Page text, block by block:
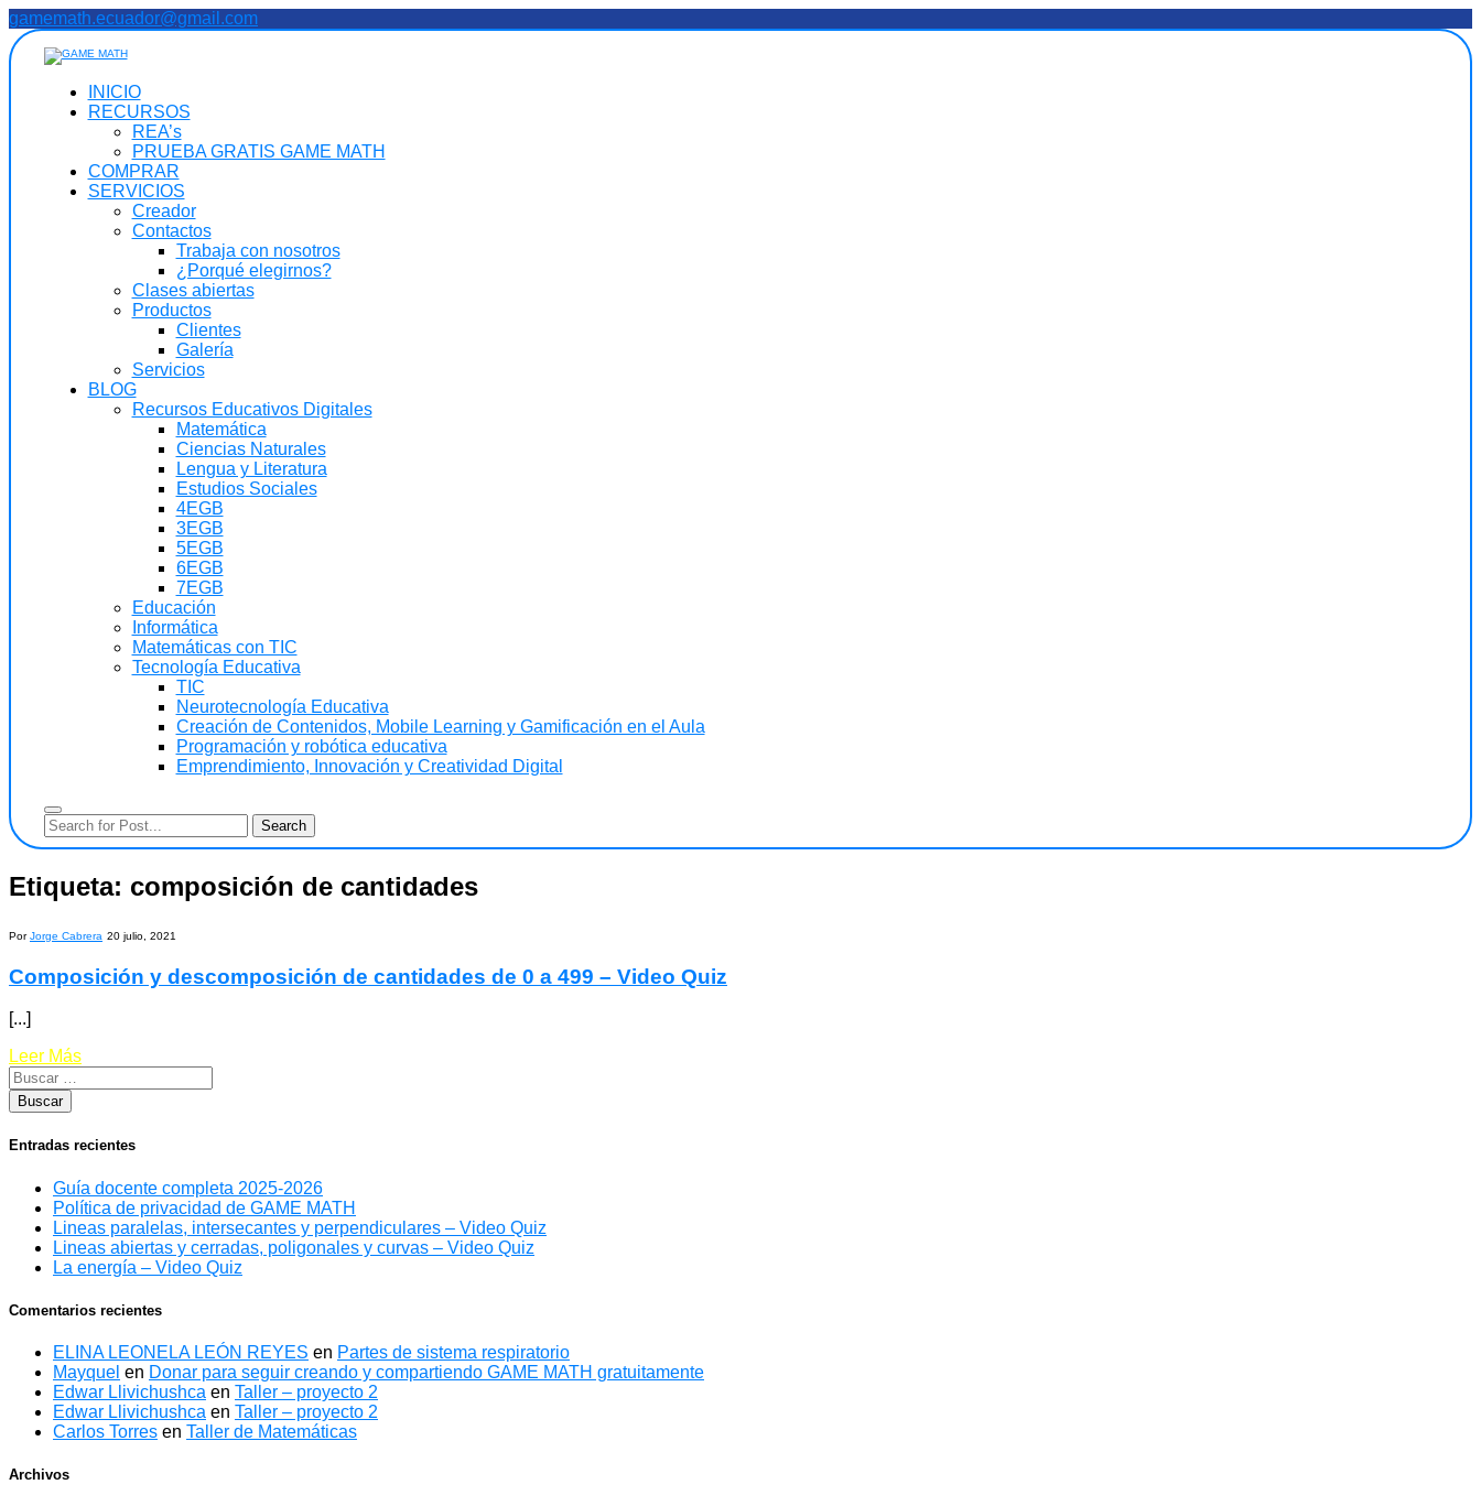
Saltar
al
contenido
gamemath.ecuador@gmail.com
INICIO
RECURSOS
REA’s
PRUEBA GRATIS GAME MATH
COMPRAR
SERVICIOS
Creador
Contactos
Trabaja con nosotros
¿Porqué elegirnos?
Clases abiertas
Productos
Clientes
Galería
Servicios
BLOG
Recursos Educativos Digitales
Matemática
Ciencias Naturales
Lengua y Literatura
Estudios Sociales
4EGB
3EGB
5EGB
6EGB
7EGB
Educación
Informática
Matemáticas con TIC
Tecnología Educativa
TIC
Neurotecnología Educativa
Creación de Contenidos, Mobile Learning y Gamificación en el Aula
Programación y robótica educativa
Emprendimiento, Innovación y Creatividad Digital
Etiqueta: composición de cantidades
PorJorge Cabrera 20 julio, 2021
Composición y descomposición de cantidades de 0 a 499 – Video Quiz
[...]
Leer Más
Entradas recientes
Guía docente completa 2025-2026
Política de privacidad de GAME MATH
Lineas paralelas, intersecantes y perpendiculares – Video Quiz
Lineas abiertas y cerradas, poligonales y curvas – Video Quiz
La energía – Video Quiz
Comentarios recientes
ELINA LEONELA LEÓN REYES en Partes de sistema respiratorio
Mayquel en Donar para seguir creando y compartiendo GAME MATH gratuitamente
Edwar Llivichushca en Taller – proyecto 2
Edwar Llivichushca en Taller – proyecto 2
Carlos Torres en Taller de Matemáticas
Archivos